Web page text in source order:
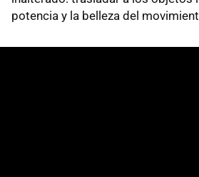
potencia y la belleza del